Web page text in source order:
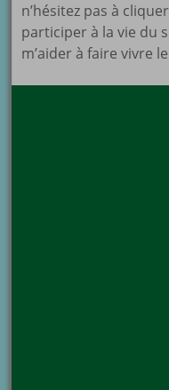
n’hésitez pas à
participer à la vie du
m’aider à faire vivre